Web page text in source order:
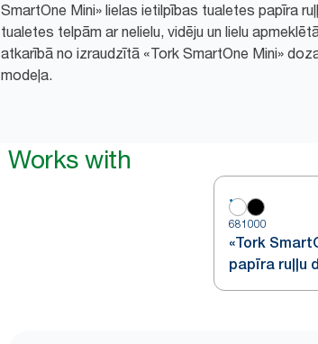
SmartOne Mini» lielas ietilpības tualetes papīra
tualetes telpām ar nelielu, vidēju un lielu
atkarībā no izraudzītā «Tork SmartOne Mini»
modeļa.
Works with
681000
«Tork
papīra ruļļu
krāsā